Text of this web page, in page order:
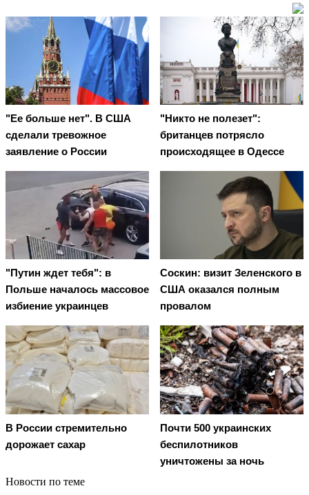
"Ее больше нет". В США
сделали тревожное
заявление о России
"Никто не полезет":
британцев потрясло
происходящее в Одессе
"Путин ждет тебя": в
Польше началось массовое
избиение украинцев
Соскин: визит Зеленского в
США оказался полным
провалом
В России стремительно
дорожает сахар
Почти 500 украинских
беспилотников
уничтожены за ночь
Новости по теме